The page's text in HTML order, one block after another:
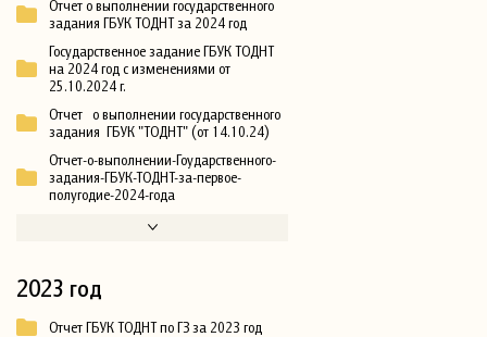
Отчет о выполнении государственного
задания ГБУК ТОДНТ за 2024 год
Государственное задание ГБУК ТОДНТ
на 2024 год с изменениями от
25.10.2024 г.
Отчет о выполнении государственного
задания ГБУК "ТОДНТ" (от 14.10.24)
Отчет-о-выполнении-Гоударственного-
задания-ГБУК-ТОДНТ-за-первое-
полугодие-2024-года
2023 год
Отчет ГБУК ТОДНТ по ГЗ за 2023 год